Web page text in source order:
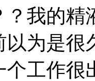
我的精
为是很
工作很